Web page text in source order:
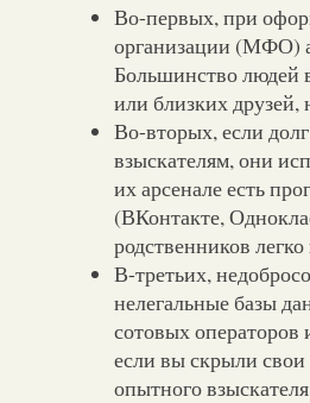
Во-первых, при
организации (МФО)
Большинство людей
или близких друзей,
Во-вторых, если
взыскателям, они
их арсенале есть
(ВКонтакте,
родственников
В-третьих,
нелегальные базы
сотовых
если вы скрыли
опытного